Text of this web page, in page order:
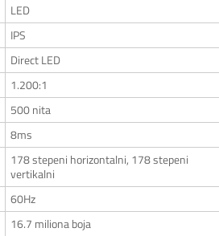
LED
IPS
Direct LED
1.200:1
500 nita
8ms
178 stepeni horizontalni, 178 stepeni
vertikalni
60Hz
16.7 miliona boja